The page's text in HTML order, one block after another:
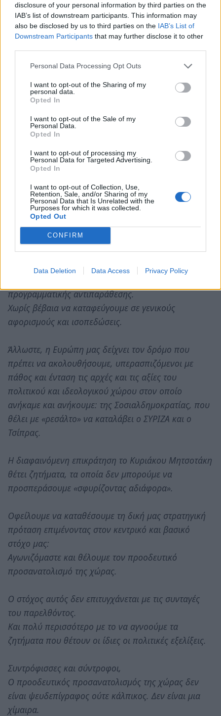
disclosure of your personal information by third parties on the
IAB’s list of downstream participants. This information may
also be disclosed by us to third parties on the IAB’s List of
Downstream Participants that may further disclose it to other
Personal Data Processing Opt Outs
I want to opt-out of the Sharing of my
personal data.
Opted In
I want to opt-out of the Sale of my
Personal Data.
Opted In
I want to opt-out of processing my
Personal Data for Targeted Advertising.
Opted In
I want to opt-out of Collection, Use,
Retention, Sale, and/or Sharing of my
Personal Data that Is Unrelated with the
Purposes for which it was collected.
Opted Out
CONFIRM
Data Deletion Data Access Privacy Policy
Συντρόφισσες και σύντροφοι,
δυνάμεων στον τόπο μας.
Το βαρίδια που ακόμη κουβαλάει είναι γνωστά. Τα
ζήσαμε όταν ήμασταν μαζί στην κυβέρνηση Σαμαρά –
Βενιζέλου.
Το μόνο που μπορούν να προσφέρουν στη χώρα
είναι η παλινδρόμηση στο παρελθόν.
Η αποκαλούμενη μεταρρυθμιστική επαγγελία του
Κυριάκου Μητσοτάκη ούτε είναι ούτε θα γίνει ποτέ
κτήμα της Δεξιάς.
Ο σκληρός πυρήνας της είναι αυτός που καθορίζει
τις πολιτικές και τις επιλογές της.
Με τη Νέα Δημοκρατία οφείλουμε να κρατούμε
προγραμματικής αντιπαράθεσης.
Χωρίς βέβαια να καταφεύγουμε σε γενικούς
αφορισμούς και ισοπεδώσεις.
Άλλωστε, η Ευρώπη μας δείχνει τον δρόμο που
πρέπει να ακολουθήσουμε, υπερασπιζόμενοι με
πάθος και ένταση τις αρχές και τις αξίες του
πολιτικού και ιδεολογικού χώρου στον οποίο
ανήκαμε και ανήκουμε: της Σοσιαλδημοκρατίας, που
θέλει με «ρεσάλτο» να καταλάβει ο ΣΥΡΙΖΑ και ο
Τσίπρας.
Η διαφαινόμενη επικράτηση το Κυριάκου Μητσοτάκη
θέτει ζητήματα, τα οποία δεν μπορούμε να
προσπεράσουμε «σφυρίζοντας αδιάφορα».
Οφείλουμε να καταθέσουμε τη δική μας στρατηγική
πρόταση επιμένοντας στον κεντρικό και βασικό
στόχο μας:
Αγωνιζόμαστε και θέλουμε τον προοδευτικό
προσανατολισμό της χώρας.
Ο στόχος αυτός δεν επιτυγχάνεται με τις συνταγές
του παρελθόντος.
Και πολύ περισσότερο με το να αγνοούμε τα
ζητήματα που θέτουν οι ίδιες οι πολιτικές εξελίξεις.
Συντρόφισσες και σύντροφοι,
Ο προοδευτικός προσανατολισμός της χώρας δεν
είναι ψευδεπίγραφος ούτε κάλπικος. Δεν είναι μια
χίμαιρα.